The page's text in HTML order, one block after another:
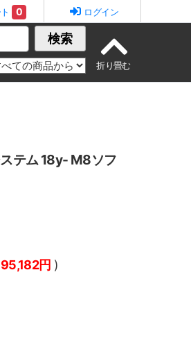
0 ログイン
検索
テム 18y- M8ソフ
95,182円 )